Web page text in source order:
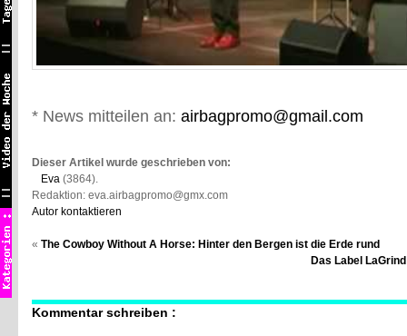
* News mitteilen an: airbagpromo@gmail.com
Dieser Artikel wurde geschrieben von:
Eva (3864).
Redaktion: eva.airbagpromo@gmx.com
Autor kontaktieren
« The Cowboy Without A Horse: Hinter den Bergen ist die Erde rund
Das Label
Kommentar schreiben :